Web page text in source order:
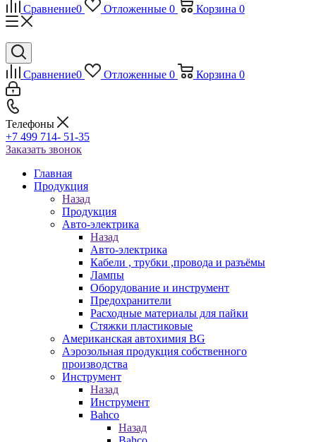
Сравнение0 Отложенные 0 Корзина 0
Сравнение0 Отложенные 0 Корзина 0
Телефоны
+7 499 714- 51-35
Заказать звонок
Главная
Продукция
Назад
Продукция
Авто-электрика
Назад
Авто-электрика
Кабели , трубки ,провода и разъёмы
Лампы
Оборудование и инструмент
Предохранители
Расходные материалы для пайки
Стяжки пластиковые
Американская автохимия BG
Аэрозольная продукция собственного
производства
Инструмент
Назад
Инструмент
Bahco
Назад